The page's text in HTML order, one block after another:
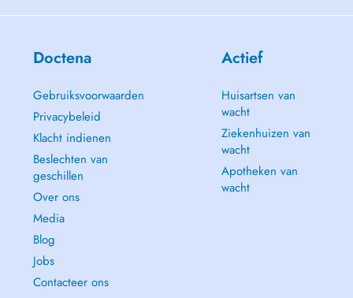
Doctena
Gebruiksvoorwaarden
Privacybeleid
Klacht indienen
Beslechten van
geschillen
Over ons
Media
Blog
Jobs
Contacteer ons
Actief
Huisartsen van
wacht
Ziekenhuizen van
wacht
Apotheken van
wacht